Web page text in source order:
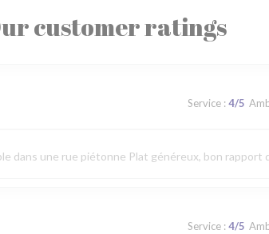
customer ratings
Service: 4/5
dans une rue piétonne Plat généreux, bon rapport
Service: 4/5